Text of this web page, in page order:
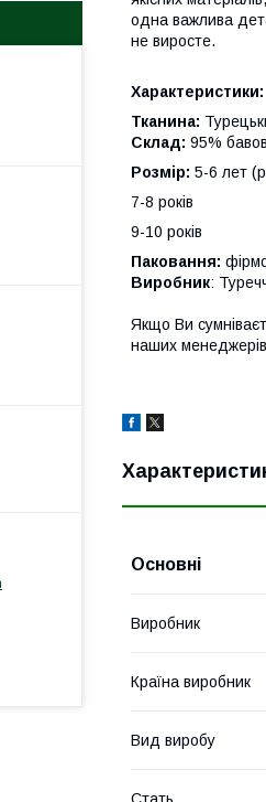
одна важлива
не виросте.
Характеристики:
Тканина:
Склад: 95%
Розмір: 5-6 лет
7-8 років
9-10 років
Паковання:
Виробник:
Якщо Ви
наших
Основні
Виробник
Країна виробник
Вид виробу